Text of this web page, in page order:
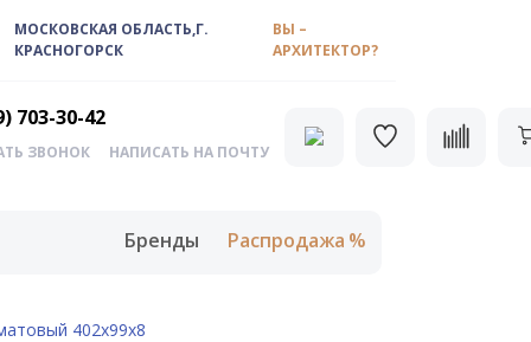
МОСКОВСКАЯ ОБЛАСТЬ,Г.
КРАСНОГОРСК
ВЫ –
АРХИТЕКТОР?
703-30-42
ЗВОНОК НАПИСАТЬ НА ПОЧТУ
Бренды Распродажа
402х99х8